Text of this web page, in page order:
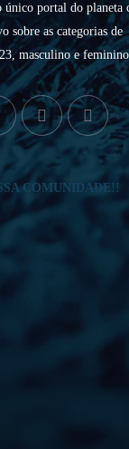
único portal do planeta
sobre as categorias de
masculino e
COMUNIDADE!!